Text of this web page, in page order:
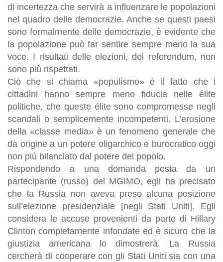
di incertezza che servirà a influenzare le popolazioni
nel quadro delle democrazie. Anche se questi paesi
sono formalmente delle democrazie, è evidente che
la popolazione può far sentire sempre meno la sua
voce. I risultati delle elezioni, dei referendum, non
sono più rispettati.
Ciò che si chiama «populismo» è il fatto che i
cittadini hanno sempre meno fiducia nelle élite
politiche, che queste élite sono compromesse negli
scandali o semplicemente incompetenti. L’erosione
della «classe media» è un fenomeno generale che
dà origine a un potere oligarchico e burocratico oggi
non più bilanciato dal potere del popolo.
Rispondendo a una domanda posta da un
partecipante (russo) del MGIMO, egli ha precisato
che la Russia non aveva preso alcuna posizione
sull’elezione presidenziale [negli Stati Uniti]. Egli
considera le accuse provenienti da parte di Hillary
Clinton completamente infondate ed è sicuro che la
giustizia americana lo dimostrerà. La Russia
cercherà di cooperare con gli Stati Uniti sia con una